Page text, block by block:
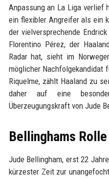
Anpassung an La Liga verlief
ein flexibler Angreifer als ein
der vielversprechende
Florentino Pérez, der
Radar hat, sieht im
möglicher Nachfolgekandidat
Riquelme, zählt Haaland zu
daher auf eine
Überzeugungskraft von Jude
Bellinghams
Jude Bellingham, erst 22
kürzester Zeit zur